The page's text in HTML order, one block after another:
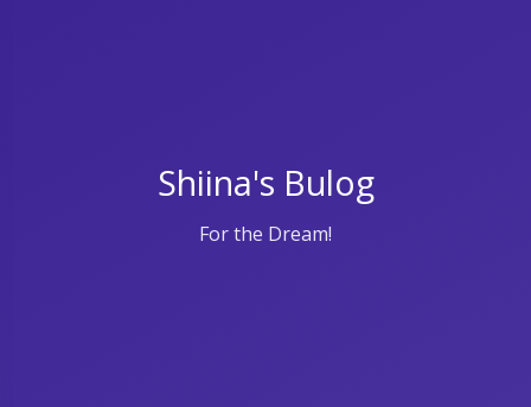
Shiina's Bulog
For the Dream!